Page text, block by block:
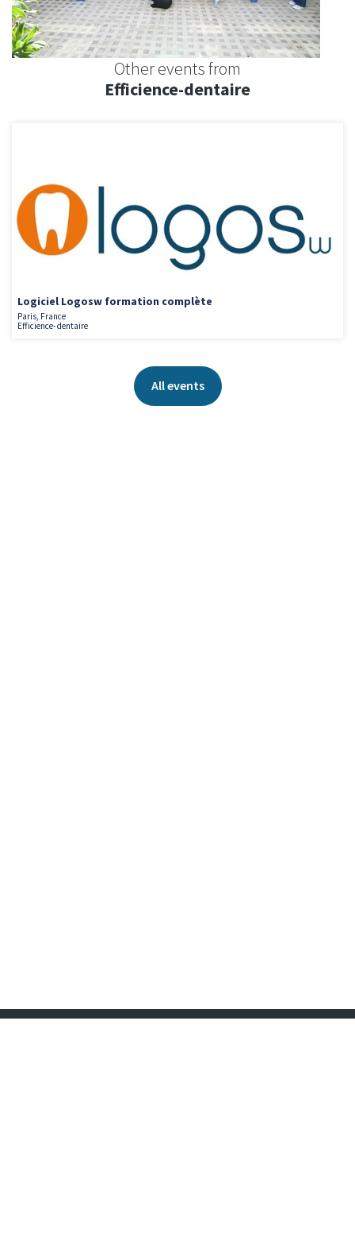
Other events from
Efficience-dentaire
Logiciel Logosw formation complète
Paris, France
Efficience-dentaire
All events